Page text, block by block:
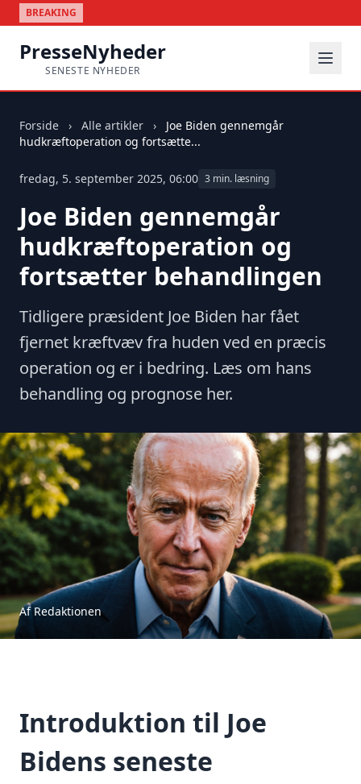
BREAKING
PresseNyheder
SENESTE NYHEDER
Forside › Alle artikler ›
Joe Biden gennemgår
hudkræftoperation og fortsætte...
fredag, 5. september 2025, 06:00 3 min. læsning
Joe Biden gennemgår
hudkræftoperation og
fortsætter behandlingen
Tidligere præsident Joe Biden har fået
fjernet kræftvæv fra huden ved en præcis
operation og er i bedring. Læs om hans
behandling og prognose her.
Af Redaktionen
Introduktion til Joe
Bidens seneste